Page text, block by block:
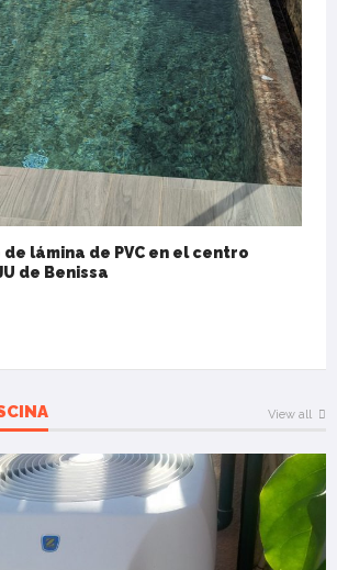
lámina de PVC en el centro
de Benissa
View all